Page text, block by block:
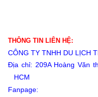
THÔNG TIN LIÊN HỆ:
CÔNG TY TNHH DU LỊCH
Địa chỉ: 209A Hoàng Văn
HCM
Fanpage: